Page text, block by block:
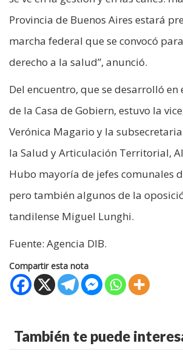
Provincia de Buenos Aires estará
marcha federal que se convocó
derecho a la salud”, anunció.
Del encuentro, que se desarrolló en
de la Casa de Gobiern, estuvo la
Verónica Magario y la
la Salud y Articulación Territorial,
Hubo mayoría de jefes comunales
pero también algunos de la
tandilense Miguel Lunghi.
Fuente: Agencia DIB.
Compartir esta nota
También te puede